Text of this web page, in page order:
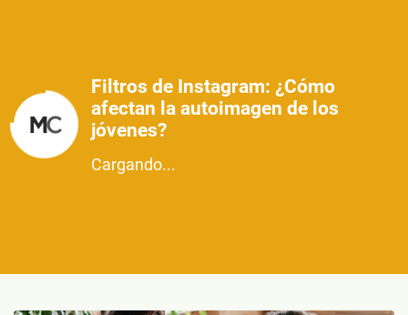
Filtros de Instagram: ¿Cómo
afectan la autoimagen de los
jóvenes?
Cargando...